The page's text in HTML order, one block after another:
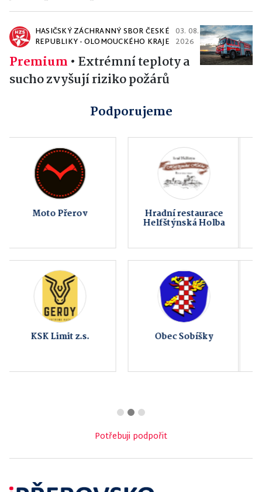
HASIČSKÝ ZÁCHRANNÝ SBOR ČESKÉ
REPUBLIKY - OLOMOUCKÉHO KRAJE
03. 08.
2026
Premium • Extrémní teploty a
sucho zvyšují riziko požárů
Podporujeme
Obec Lazníky Kanáři - Exoti
Fitness AVE ATG studio
Potřebuji podpořit